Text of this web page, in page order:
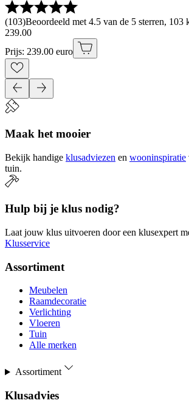
(103)Beoordeeld met 4.5 van de 5 sterren, 103
239.00
Prijs: 239.00 euro
Maak het mooier
Bekijk handige klusadviezen en wooninspiratie
tuin.
Hulp bij je klus nodig?
Laat jouw klus uitvoeren door een klusexpert
Klusservice
Assortiment
Meubelen
Raamdecoratie
Verlichting
Vloeren
Tuin
Alle merken
Assortiment
Klusadvies